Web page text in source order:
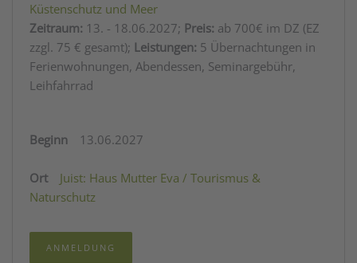
Küstenschutz und Meer
Zeitraum: 13. - 18.06.2027; Preis: ab 700€ im DZ (EZ
zzgl. 75 € gesamt); Leistungen: 5 Übernachtungen in
Ferienwohnungen, Abendessen, Seminargebühr,
Leihfahrrad
13.06.2027
Juist: Haus Mutter Eva / Tourismus &
Naturschutz
ANMELDUNG